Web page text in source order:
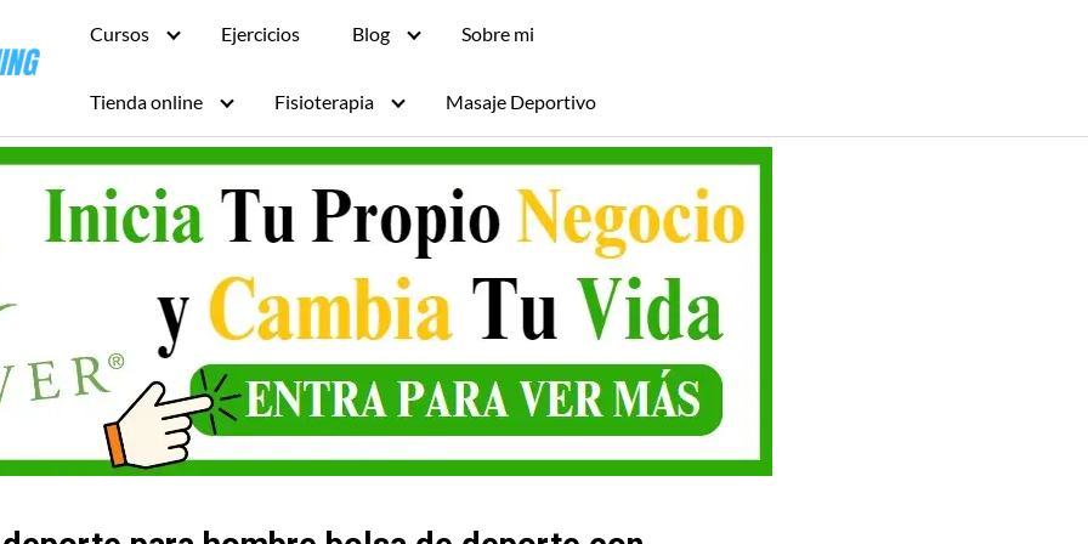
Cursos Ejercicios Blog Sobre mi
Tienda online Fisioterapia Masaje Deportivo